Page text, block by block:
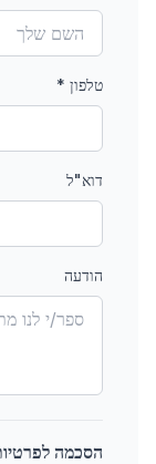
טלפון *
דוא"ל
הודעה
הסכמה